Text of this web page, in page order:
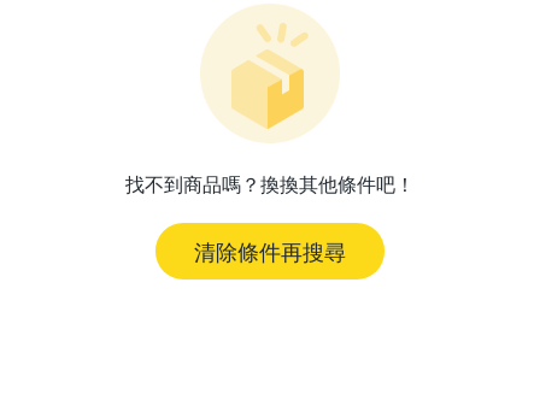
找不到商品嗎？換換其他條件吧！
清除條件再搜尋